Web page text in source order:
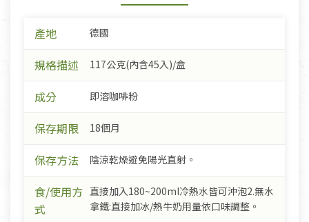
產地 德國
規格描述 117公克(內含45入)/盒
成分 即溶咖啡粉
保存期限 18個月
保存方法 陰涼乾燥避免陽光直射。
食/使用方
式
直接加入180~200ml冷熱水皆可沖泡2.無水
拿鐵:直接加冰/熱牛奶用量依口味調整。